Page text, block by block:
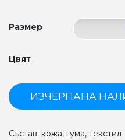
Размер
Цвят
ИЗЧЕРПАНА
Състав: кожа, гума, текстил